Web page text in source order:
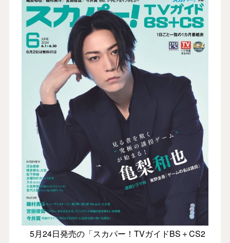
5月24日発売の「スカパー！TVガイドBS＋CS2